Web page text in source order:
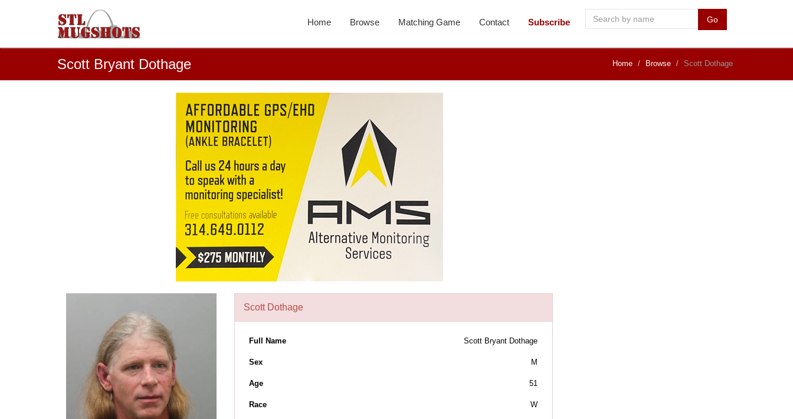
Home Browse Matching Game Contact Subscribe Go
Scott Bryant Dothage Home Browse Scott Dothage
Scott Dothage
Full Name Scott Bryant Dothage
Sex M
Age 51
Race W